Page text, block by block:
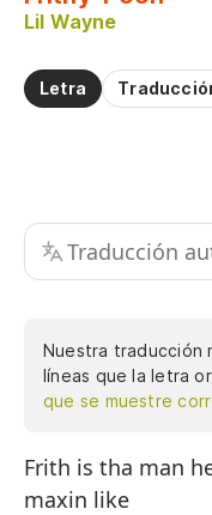
Lil Wayne
Letra
Traducción
Nuestra traducción
líneas que la letra
que se muestre
Frith is tha man
maxin like